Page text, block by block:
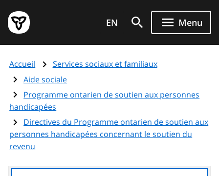
au
contenu
principal
Page
d'accueil
de
l'Ontario
EN Menu
Accueil
Services sociaux et familiaux
Aide sociale
Programme ontarien de soutien aux personnes
handicapées
Directives du Programme ontarien de soutien aux
personnes handicapées concernant le soutien du
revenu